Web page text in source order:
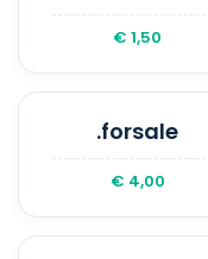
€ 1,50
.forsale
€ 4,00